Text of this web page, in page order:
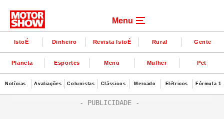
Menu
IstoÉ Dinheiro Revista IstoÉ Rural Gente
Planeta Esportes Menu Mulher Pet
Notícias Avaliações Colunistas Clássicos Mercado Elétricos Fórmula 1